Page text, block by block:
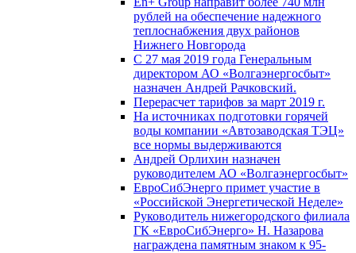
рублей на обеспечение надежного
теплоснабжения двух районов
Нижнего Новгорода
С 27 мая 2019 года Генеральным
директором АО «Волгаэнергосбыт»
назначен Андрей Рачковский.
Перерасчет тарифов за март 2019 г.
На источниках подготовки горячей
воды компании «Автозаводская ТЭЦ»
все нормы выдерживаются
Андрей Орлихин назначен
руководителем АО «Волгаэнергосбыт»
ЕвроСибЭнерго примет участие в
«Российской Энергетической Неделе»
Руководитель нижегородского филиала
ГК «ЕвроСибЭнерго» Н. Назарова
награждена памятным знаком к 95-